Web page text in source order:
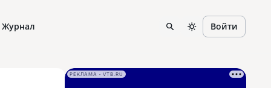
Журнал Войти
РЕКЛАМА • VTB.RU